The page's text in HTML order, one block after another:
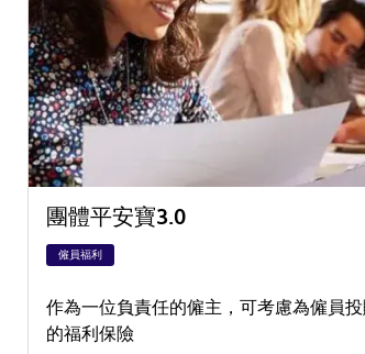
團體平安寶3.0
僱員福利
作為一位負責任的僱主，可考慮為僱員
的福利保險